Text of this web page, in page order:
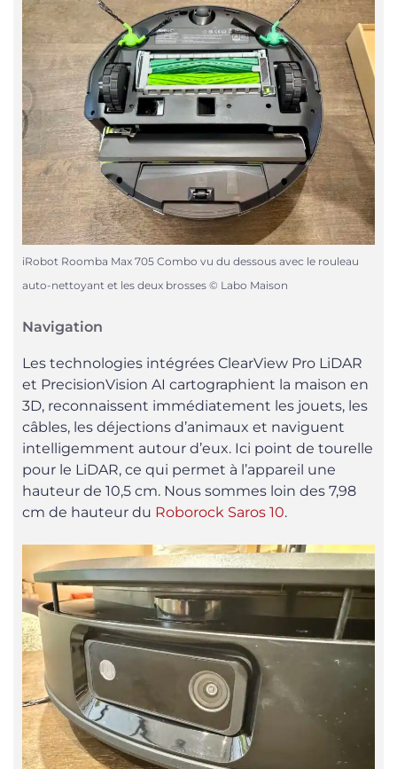
iRobot Roomba Max 705 Combo vu du dessous avec le rouleau
auto-nettoyant et les deux brosses © Labo Maison
Navigation
Les technologies intégrées ClearView Pro LiDAR
et PrecisionVision AI cartographient la maison en
3D, reconnaissent immédiatement les jouets, les
câbles, les déjections d’animaux et naviguent
intelligemment autour d’eux. Ici point de tourelle
pour le LiDAR, ce qui permet à l’appareil une
hauteur de 10,5 cm. Nous sommes loin des 7,98
cm de hauteur du Roborock Saros 10.